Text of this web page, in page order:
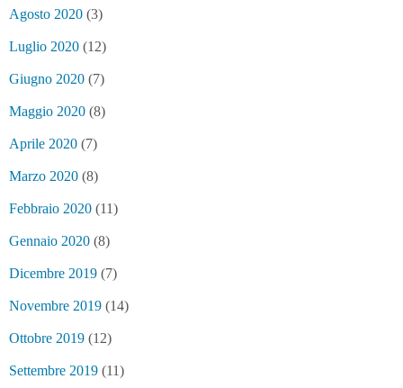
Agosto 2020 (3)
Luglio 2020 (12)
Giugno 2020 (7)
Maggio 2020 (8)
Aprile 2020 (7)
Marzo 2020 (8)
Febbraio 2020 (11)
Gennaio 2020 (8)
Dicembre 2019 (7)
Novembre 2019 (14)
Ottobre 2019 (12)
Settembre 2019 (11)